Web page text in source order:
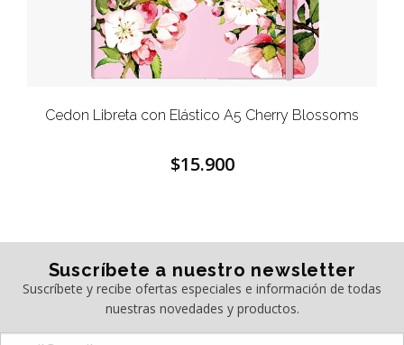
Cedon Libreta con Elástico A5 Cherry Blossoms
$15.900
Suscríbete a nuestro newsletter
Suscríbete y recibe ofertas especiales e información de todas
nuestras novedades y productos.